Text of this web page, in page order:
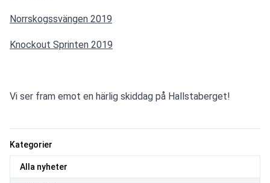
Kategorier
Alla nyheter
Norrskogssvängen 2019
Knockout Sprinten 2019
Vi ser fram emot en härlig skiddag på Hallstaberget!